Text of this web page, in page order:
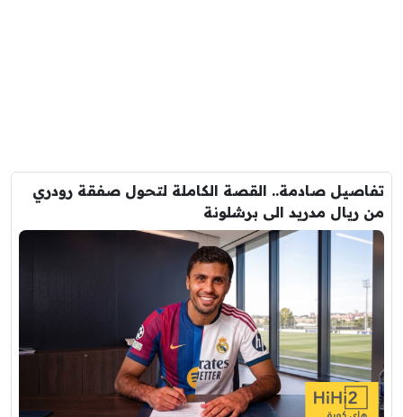
تفاصيل صادمة.. القصة الكاملة لتحول صفقة رودري
من ريال مدريد الى برشلونة